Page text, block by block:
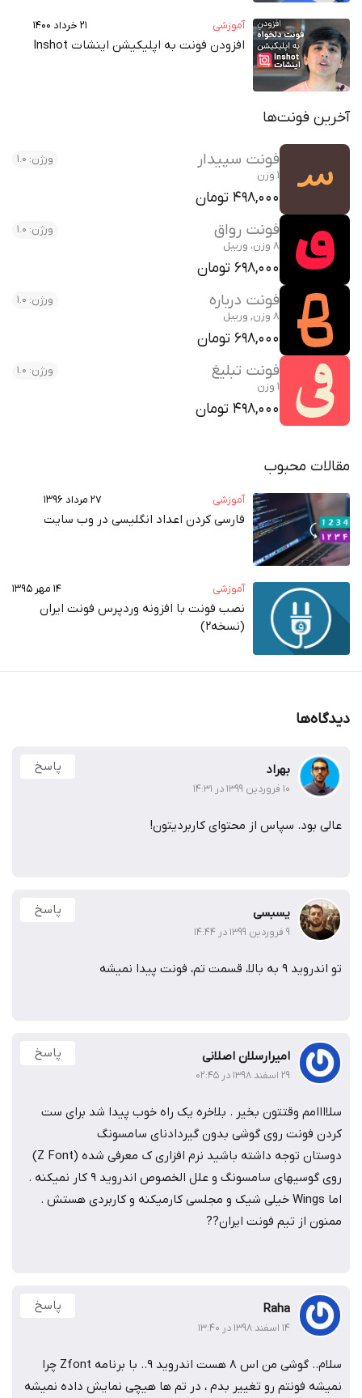
آموزشی ۲۱ خرداد ۱۴۰۰
افزودن فونت به اپلیکیشن اینشات Inshot
آخرین فونت‌ها
فونت سپیدار
ورژن: 1.0
1 وزن
498,000 تومان
فونت رواق
ورژن: 1.0
8 وزن، وریبل
698,000 تومان
فونت درباره
ورژن: 1.0
8 وزن, وریبل
698,000 تومان
فونت تبلیغ
ورژن: 1.0
1 وزن
498,000 تومان
مقالات محبوب
آموزشی ۲۷ مرداد ۱۳۹۶
فارسی کردن اعداد انگلیسی در وب‌ سایت
آموزشی ۱۴ مهر ۱۳۹۵
نصب فونت با افزونه وردپرس فونت ایران
(نسخه2)
دیدگاه‌ها
بهراد
۱۰ فروردین ۱۳۹۹ در ۱۴:۳۱
پاسخ
عالی بود. سپاس از محتوای کاربردیتون!
یسبسی
۹ فروردین ۱۳۹۹ در ۱۴:۴۴
پاسخ
تو اندروید ۹ به بالا، قسمت تم، فونت پیدا نمیشه
امیرارسلان اصلانی
۲۹ اسفند ۱۳۹۸ در ۰۲:۴۵
پاسخ
سلاااامم وقتتون بخیر . بلاخره یک راه خوب پیدا شد برای ست
کردن فونت روی گوشی بدون گیردادنای سامسونگ
دوستان توجه داشته باشید نرم افزاری ک معرفی شده (Z Font)
روی گوسیهای سامسونگ و علل الخصوص اندروید ۹ کار نمیکنه .
اما Wings خیلی شیک و مجلسی کارمیکنه و کاربردی هستش .
ممنون از تیم فونت ایران??
Raha
۱۴ اسفند ۱۳۹۸ در ۱۳:۴۰
پاسخ
سلام.. گوشی من اس ۸ هست اندروید ۹.. با برنامه Zfont چرا
نمیشه فونتم رو تغییر بدم ، در تم ها هیچی نمایش داده نمیشه